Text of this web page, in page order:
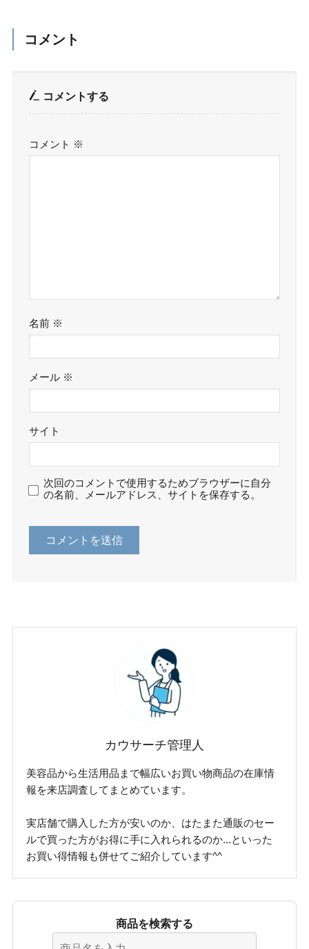
コメント
コメントする
コメント ※
名前 ※
メール ※
サイト
次回のコメントで使用するためブラウザーに自分
の名前、メールアドレス、サイトを保存する。
カウサーチ管理人
美容品から生活用品まで幅広いお買い物商品の在庫情
報を来店調査してまとめています。
実店舗で購入した方が安いのか、はたまた通販のセー
ルで買った方がお得に手に入れられるのか...といった
お買い得情報も併せてご紹介しています^^
商品を検索する